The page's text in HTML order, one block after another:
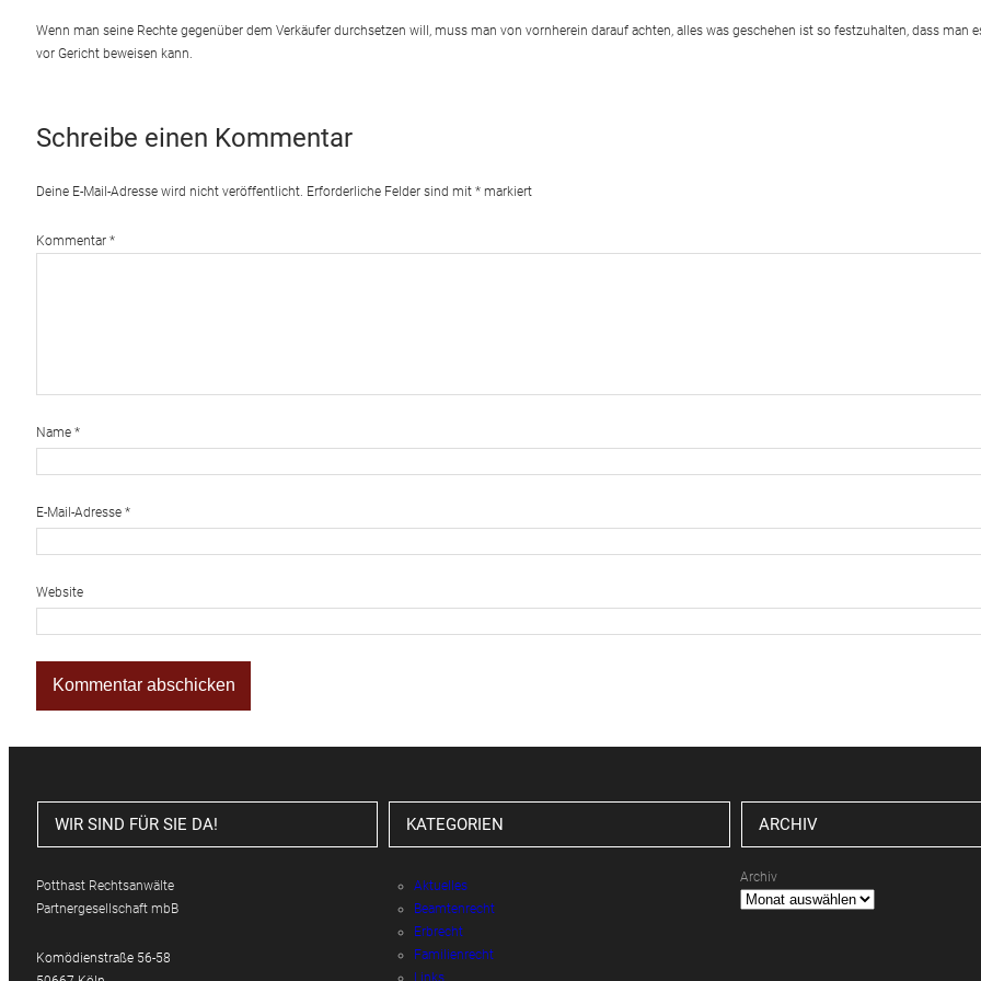
Wenn man seine Rechte gegenüber dem Verkäufer durchsetzen will, muss man von vornherein darauf achten, alles was geschehen ist so festzuhalten, dass man
vor Gericht beweisen kann.
Schreibe einen Kommentar
Deine E-Mail-Adresse wird nicht veröffentlicht. Erforderliche Felder sind mit *markiert
Kommentar *
Name *
E-Mail-Adresse *
Website
WIR SIND FÜR SIE DA!
Potthast Rechtsanwälte
Partnergesellschaft mbB
Komödienstraße 56-58
KATEGORIEN
Aktuelles
Beamtenrecht
Erbrecht
Familienrecht
Links
ARCHIV
Archiv